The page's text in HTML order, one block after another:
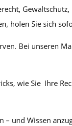
holen Sie sich
Bei unseren
wie Sie Ihre
– und Wissen